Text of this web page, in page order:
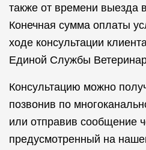
также от времени выезда
Конечная сумма оплаты
ходе консультации
Единой Службы
Консультацию можно
позвонив по
или отправив сообщение
предусмотренный на